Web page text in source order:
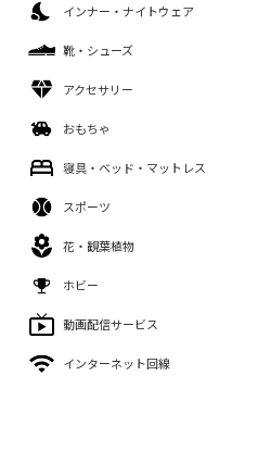
インナー・ナイトウェア
靴・シューズ
アクセサリー
おもちゃ
寝具・ベッド・マットレス
スポーツ
花・観葉植物
ホビー
動画配信サービス
インターネット回線